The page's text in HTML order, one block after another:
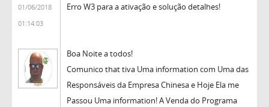
01/06/2018
01:14:03
Erro W3 para a ativação e solução detalhes!
Boa Noite a todos!
Comunico that tiva Uma information com Uma das
Responsáveis ​​da Empresa Chinesa e Hoje Ela me
Passou Uma information! A Venda do Programa